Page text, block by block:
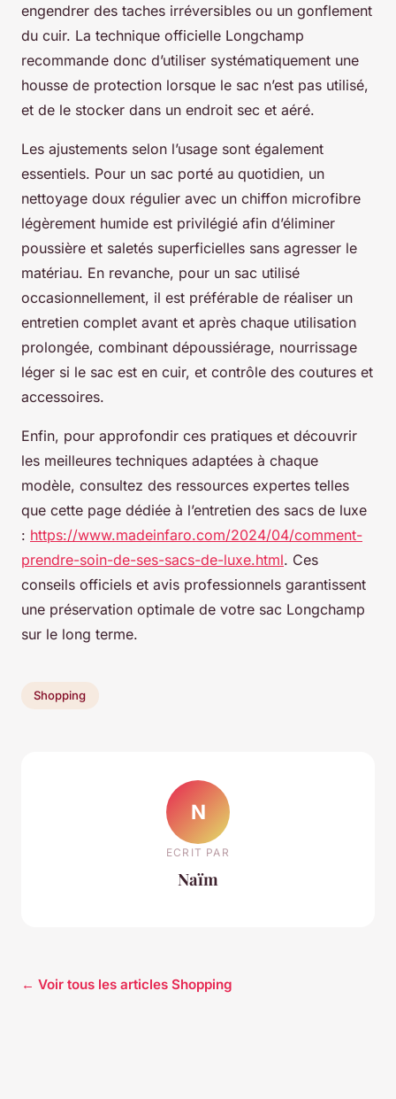
engendrer des taches irréversibles ou un gonflement
du cuir. La technique officielle Longchamp
recommande donc d’utiliser systématiquement une
housse de protection lorsque le sac n’est pas utilisé,
et de le stocker dans un endroit sec et aéré.
Les ajustements selon l’usage sont également
essentiels. Pour un sac porté au quotidien, un
nettoyage doux régulier avec un chiffon microfibre
légèrement humide est privilégié afin d’éliminer
poussière et saletés superficielles sans agresser le
matériau. En revanche, pour un sac utilisé
occasionnellement, il est préférable de réaliser un
entretien complet avant et après chaque utilisation
prolongée, combinant dépoussiérage, nourrissage
léger si le sac est en cuir, et contrôle des coutures et
accessoires.
Enfin, pour approfondir ces pratiques et découvrir
les meilleures techniques adaptées à chaque
modèle, consultez des ressources expertes telles
que cette page dédiée à l’entretien des sacs de luxe
: https://www.madeinfaro.com/2024/04/comment-
prendre-soin-de-ses-sacs-de-luxe.html. Ces
conseils officiels et avis professionnels garantissent
une préservation optimale de votre sac Longchamp
sur le long terme.
Shopping
N
ECRIT PAR
Naïm
← Voir tous les articles Shopping